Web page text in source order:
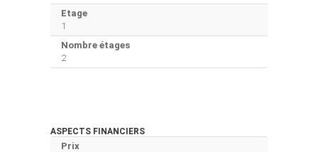
Etage
1
Nombre étages
2
ASPECTS FINANCIERS
Prix